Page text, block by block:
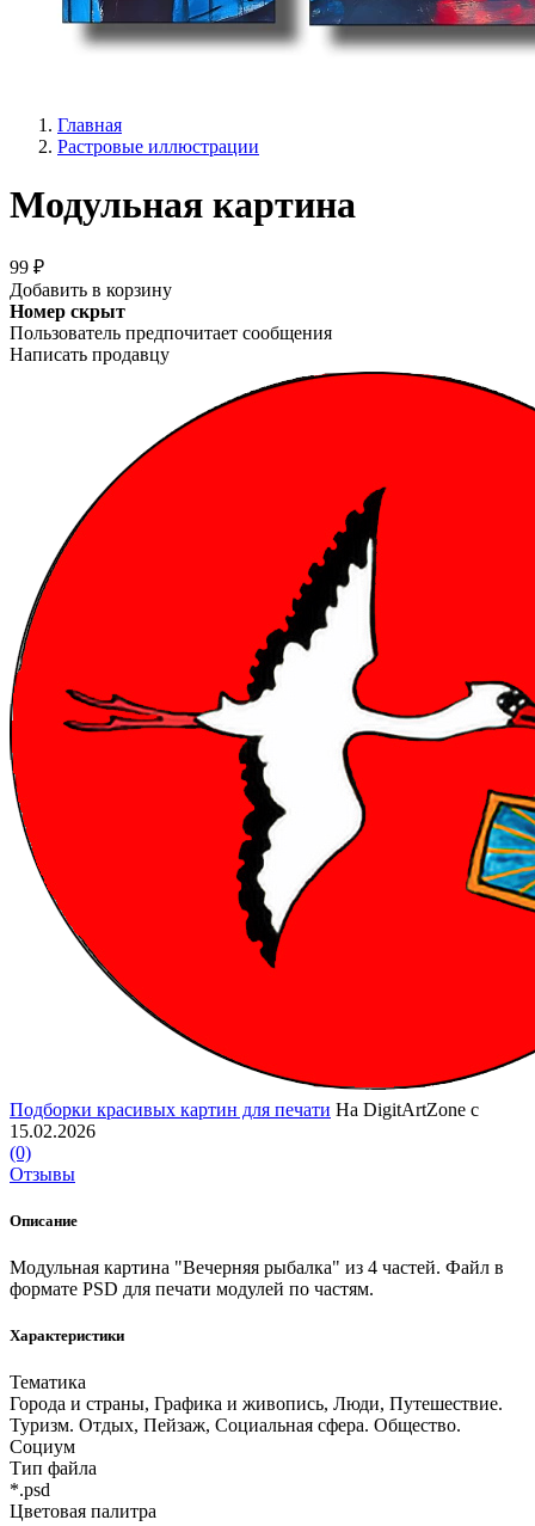
Главная
Растровые иллюстрации
Модульная картина
99 ₽
Добавить в корзину
Номер скрыт
Пользователь предпочитает сообщения
Написать продавцу
Подборки красивых картин для печати На DigitArtZone с
15.02.2026
(0)
Отзывы
Описание
Модульная картина "Вечерняя рыбалка" из 4 частей. Файл в
формате PSD для печати модулей по частям.
Характеристики
Тематика
Города и страны, Графика и живопись, Люди, Путешествие.
Туризм. Отдых, Пейзаж, Социальная сфера. Общество.
Социум
Тип файла
*.psd
Цветовая палитра